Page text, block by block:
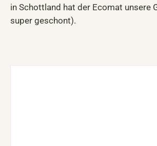
in Schottland hat der Ecomat unsere
super geschont).